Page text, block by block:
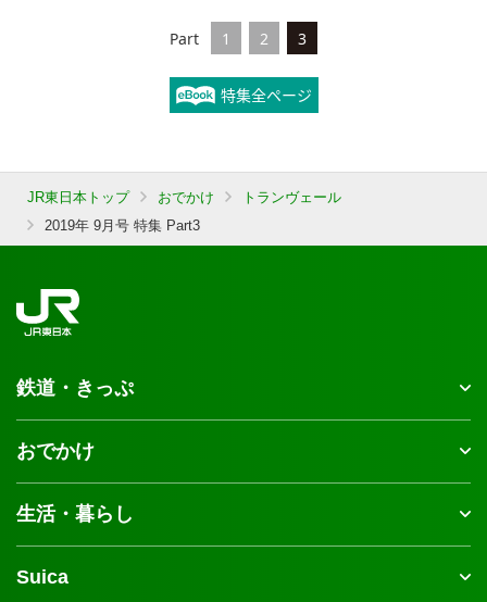
Part 1 2 3
特集全ページ
JR東日本トップ おでかけ
トランヴェール
2019年 9月号 特集 Part3
鉄道・きっぷ
おでかけ
生活・暮らし
Suica